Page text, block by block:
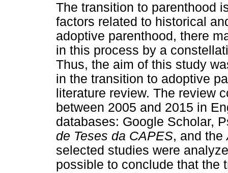
The transition to parenthood
factors related to historical
adoptive parenthood, there
in this process by a
Thus, the aim of this study
in the transition to adoptive
literature review. The review
between 2005 and 2015 in
databases: Google Scholar,
de Teses da CAPES, and the
selected studies were
possible to conclude that the